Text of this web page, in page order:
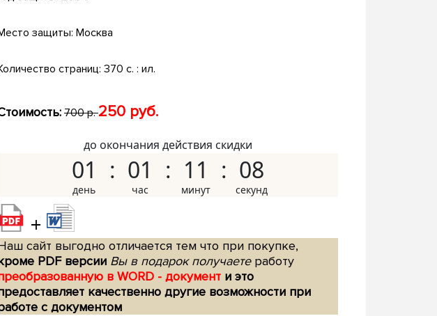
защиты: Москва
страниц: 370 с. : ил.
700 р.250 руб.
до окончания действия скидки
01 01 11 07
+
сайт выгодно отличается тем что при покупке,
PDF версии Вы в подарок получаетеработу
в WORD - документ и это
качественно другие возможности при
с документом